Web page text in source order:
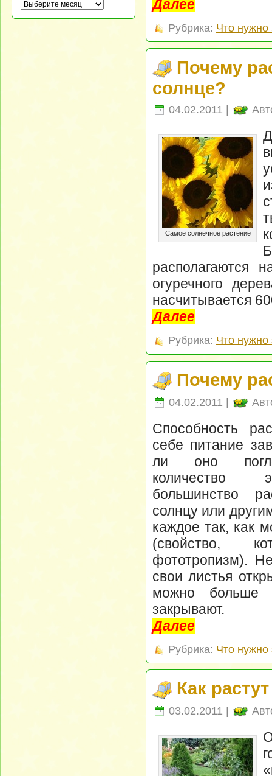
Далее
Рубрика: Что нужно
Почему
солнце?
04.02.2011 |
Самое солнечное растение
располагаются
огуречного
насчитывается
Далее
Рубрика: Что нужно
Почему
04.02.2011 |
Способность
себе питание
ли оно
количество
большинство
солнцу или
каждое так, как
(свойство,
фототропизм).
свои листья
можно больше
закрывают.
Далее
Рубрика: Что нужно
Как
03.02.2011 |